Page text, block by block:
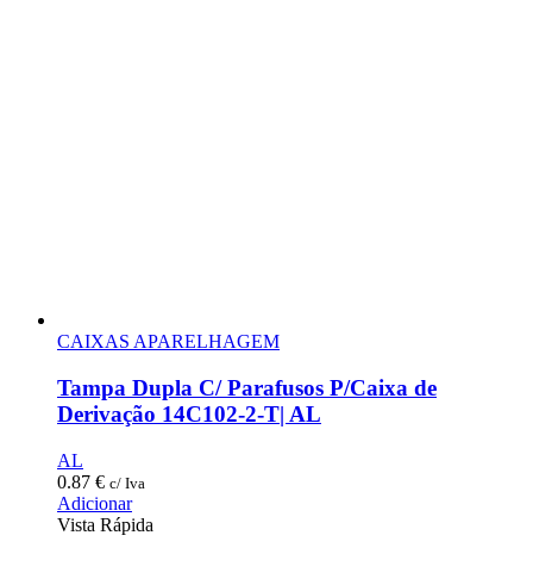
CAIXAS APARELHAGEM
Tampa Dupla C/ Parafusos P/Caixa de
Derivação 14C102-2-T| AL
AL
0.87 € c/ Iva
Adicionar
Vista Rápida